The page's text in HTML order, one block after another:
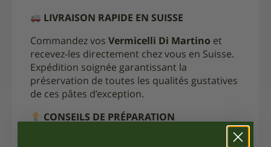
LIVRAISON RAPIDE EN SUISSE
Commandez vos Vermicelli Di Martino et
recevez-les directement chez vous en Suisse.
Expédition soignée garantissant la
préservation de toutes les qualités gustatives
de ces pâtes d’exception.
CONSEILS DE PRÉPARATION
Utilisez 1 litre d’eau bouillante salée pour